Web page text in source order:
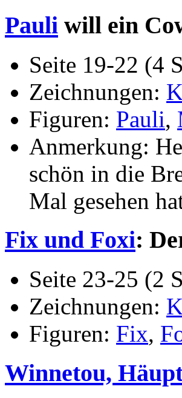
Pauli will ein
Seite 19-22 (4
Zeichnungen:
Figuren: Pauli,
Anmerkung:
schön in die
Mal gesehen
Fix und Foxi:
Seite 23-25 (2
Zeichnungen:
Figuren: Fix,
Winnetou,